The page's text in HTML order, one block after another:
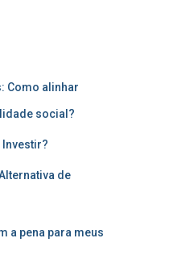
Como alinhar
social?
Investir?
de
a pena para meus